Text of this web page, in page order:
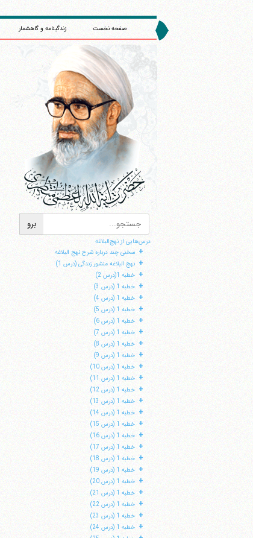
صفحه نخست زندگینامه و گاهشمار
درس‌هایی از نهج‌البلاغه
+ سخنی چند درباره شرح نهج البلاغه
+ نهج البلاغه منشور زندگی (درس 1)
+ خطبه 1(درس 2)
+ خطبه 1 (درس 3)
+ خطبه 1 (درس 4)
+ خطبه 1 (درس 5)
+ خطبه 1 (درس 6)
+ خطبه 1 (درس 7)
+ خطبه 1 (درس 8)
+ خطبه 1 (درس 9)
+ خطبه 1 (درس 10)
+ خطبه 1 (درس 11)
+ خطبه 1 (درس 12)
+ خطبه 1 (درس 13)
+ خطبه 1 (درس 14)
+ خطبه 1 (درس 15)
+ خطبه 1 (درس 16)
+ خطبه 1 (درس 17)
+ خطبه 1 (درس 18)
+ خطبه 1 (درس 19)
+ خطبه 1 (درس 20)
+ خطبه 1 (درس 21)
+ خطبه 1 (درس 22)
+ خطبه 1 (درس 23)
+ خطبه 1 (درس 24)